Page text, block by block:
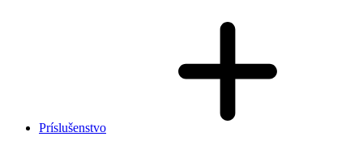
Príslušenstvo